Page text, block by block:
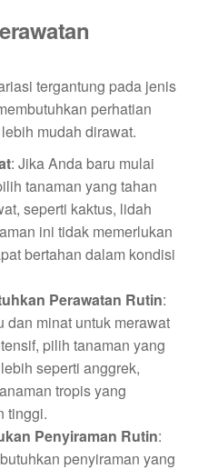
tergantung pada jenis
perhatian
mudah dirawat.
: Jika Anda baru mulai
tanaman yang tahan
seperti kaktus, lidah
ini tidak memerlukan
bertahan dalam kondisi
Perawatan Rutin:
minat untuk merawat
pilih tanaman yang
seperti anggrek,
tropis yang
tinggi.
Penyiraman Rutin:
penyiraman yang